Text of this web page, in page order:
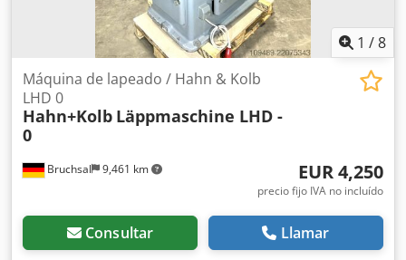
1 /8
Bruchsal 9,461 km
Máquina de lapeado / Hahn & Kolb
LHD 0
Hahn+Kolb Läppmaschine LHD -
0
EUR 4,250
precio fijo IVA no incluído
Consultar Llamar